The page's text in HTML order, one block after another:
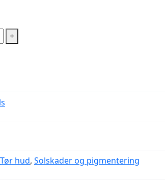
+
Tør hud, Solskader og pigmentering